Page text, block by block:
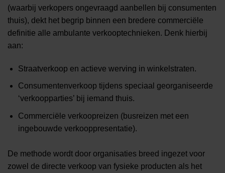
(waarbij verkopers ongevraagd aanbellen bij consumenten
thuis), dekt het begrip binnen een bredere commerciële
definitie alle ambulante verkooptechnieken. Denk hierbij
aan:
Straatverkoop en actieve werving in winkelstraten.
Consumentenverkoop tijdens speciaal georganiseerde
‘verkoopparties’ bij iemand thuis.
Commerciële verkoopreizen (busreizen met een
ingebouwde verkooppresentatie).
De methode wordt door organisaties breed ingezet voor
zowel de directe verkoop van fysieke producten als het